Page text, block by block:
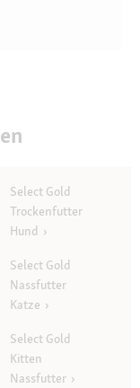
Select Gold
Trockenfutter
Hund
Select Gold
Nassfutter
Katze
Select Gold
Kitten
Nassfutter